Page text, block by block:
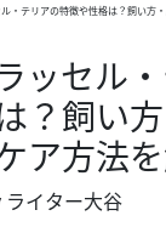
・テリアの特徴や性格は？飼い方
ッセル
？飼い方
ア方法
By ライター大谷